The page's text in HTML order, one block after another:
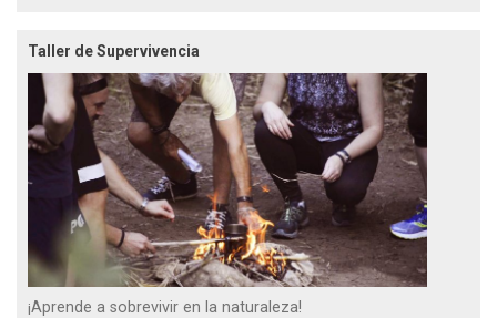
Taller de Supervivencia
¡Aprende a sobrevivir en la naturaleza!